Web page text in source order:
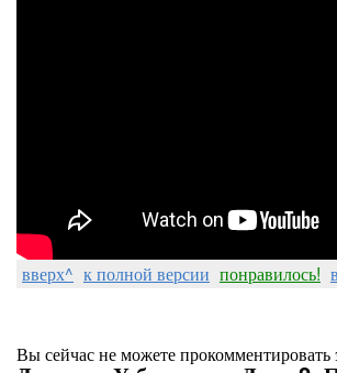
вверх^ к полной версии понравилось!
Вы сейчас не можете прокомментировать